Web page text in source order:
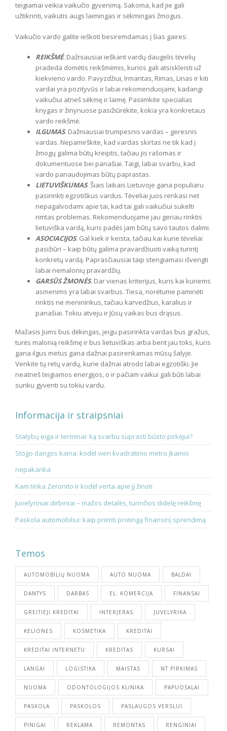
teigiamai veikia vaikučio gyvenimą. Sakoma, kad jie gali
užtikrinti, vaikutis augs laimingas ir sėkmingas žmogus.
Vaikučio vardo galite ieškoti besiremdamas į šias gaires:
REIKŠMĖ. Dažniausiai ieškant vardų daugelis tėvelių
pradeda domėtis reikšmėmis, kurios gali atsiskleisti už
kiekvieno vardo. Pavyzdžiui, Irmantas, Rimas, Linas ir kiti
vardai yra pozityvūs ir labai rekomenduojami, kadangi
vaikučiui atneš sėkmę ir laimę. Pasiimkite specialias
knygas ir žinynuose pasižiūrėkite, kokia yra konkretaus
vardo reikšmė.
ILGUMAS. Dažniausiai trumpesnis vardas – geresnis
vardas. Nepamirškite, kad vardas skirtas ne tik kad į
žmogų galima būtų kreiptis, tačiau jis rašomas ir
dokumentuose bei panašiai. Taigi, labai svarbu, kad
vardo panaudojimas būtų paprastas.
LIETUVIŠKUMAS. Šiais laikais Lietuvoje gana populiaru
pasirinkti egzotiškus vardus. Tėveliai juos renkasi net
nepagalvodami apie tai, kad tai gali vaikučiui sukelti
rimtas problemas. Rekomenduojame jau geriau rinktis
lietuviška vardą, kuris padės jam būtų savo tautos dalimi.
ASOCIACIJOS. Gal kiek ir keista, tačiau kai kurie tėveliai
pasižiūri – kaip būtų galima pravardžiuoti vaiką turintį
konkretų vardą. Paprasčiausiai taip stengiamasi išvengti
labai nemalonių pravardžių.
GARSŪS ŽMONĖS. Dar vienas kriterijus, kuris kai kuriems
asmenims yra labai svarbus. Tiesa, norėtume paminėti
rinktis ne menininkus, tačiau karvedžius, karalius ir
panašiai. Tokiu atveju ir Jūsų vaikas bus drąsus.
Mažasis Jums bus dėkingas, jeigu pasirinkta vardas bus gražus,
turės malonią reikšmę ir bus lietuviškas arba bent jau toks, kuris
gana ilgus metus gana dažnai pasirenkamas mūsų šalyje.
Venkite tų retų vardų, kurie dažnai atrodo labai egzotiški. Jie
neatneš teigiamos energijos, o ir pačiam vaikui gali būti labai
sunku gyventi su tokiu vardu.
Informacija ir straipsniai
Statybų eiga ir terminai: ką svarbu suprasti būsto pirkėjui?
Stogo dangos kaina: kodėl vien kvadratinio metro įkainio
nepakanka
Kam tinka Zeronito ir kodėl verta apie jį žinoti
Juvelyriniai dirbiniai – mažos detalės, turinčios didelę reikšmę
Paskola automobiliui: kaip priimti protingą finansinį sprendimą
Temos
AUTOMOBILIŲ NUOMA AUTO NUOMA BALDAI
DANTYS DARBAS EL. KOMERCIJA FINANSAI
GREITIEJI KREDITAI INTERJERAS JUVELYRIKA
KELIONĖS KOSMETIKA KREDITAI
KREDITAI INTERNETU KREDITAS KURSAI
LANGAI LOGISTIKA MAISTAS NT PIRKIMAS
NUOMA ODONTOLOGIJOS KLINIKA PAPUOŠALAI
PASKOLA PASKOLOS PASLAUGOS VERSLUI
PINIGAI REKLAMA REMONTAS RENGINIAI